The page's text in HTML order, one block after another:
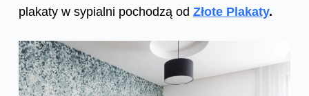
plakaty w sypialni pochodzą od Złote Plakaty.